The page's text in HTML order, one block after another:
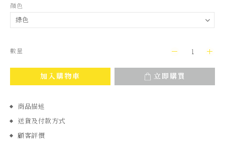
顏色
數量
加入購物車 立即購買
商品描述
送貨及付款方式
顧客評價